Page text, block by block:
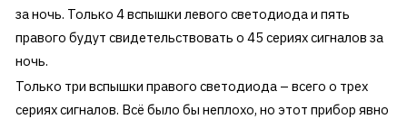
за ночь. Только 4 вспышки левого светодиода и пять
правого будут свидетельствовать о 45 сериях сигналов за
ночь.
Только три вспышки правого светодиода – всего о трех
сериях сигналов. Всё было бы неплохо, но этот прибор явно